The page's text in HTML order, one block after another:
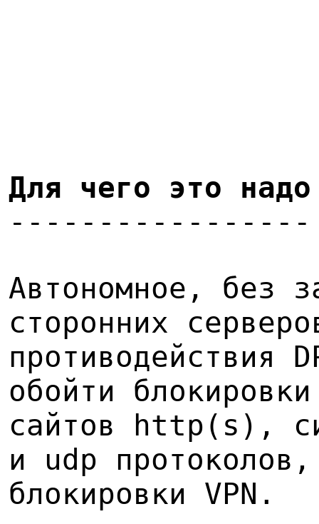
Для чего это надо
-----------------
Автономное, без
сторонних
противодействия
обойти
сайтов http(s),
и udp
блокировки VPN.